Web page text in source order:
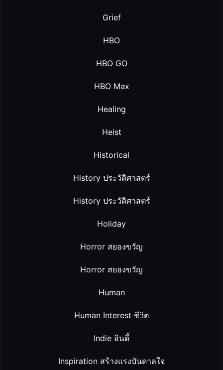
Grief
HBO
HBO GO
HBO Max
Healing
Heist
Historical
History ประวัติศาสตร์
History ประวัติศาสตร์
Holiday
Horror สยองขวัญ
Horror สยองขวัญ
Human
Human Interest ชีวิต
Indie อินดี้
Inspiration สร้างแรงบันดาลใจ